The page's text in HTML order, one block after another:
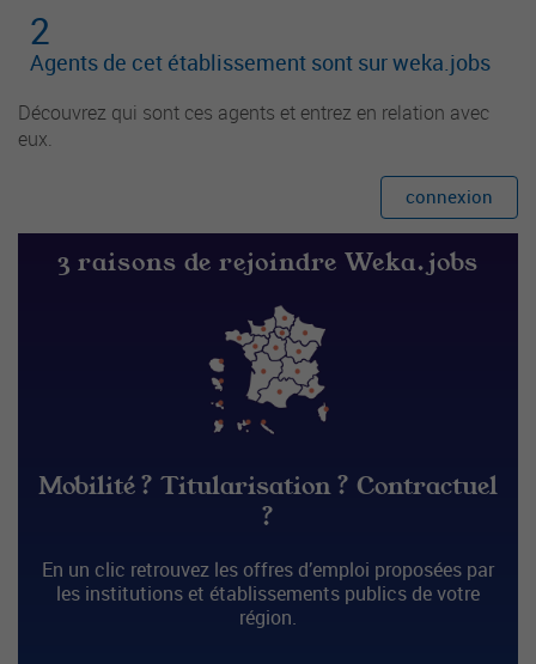
2
Agents de cet établissement sont sur weka.jobs
Découvrez qui sont ces agents et entrez en relation avec
eux.
connexion
3 raisons de rejoindre Weka.jobs
Mobilité ? Titularisation ? Contractuel
?
En un clic retrouvez les offres d’emploi proposées par
les institutions et établissements publics de votre
région.